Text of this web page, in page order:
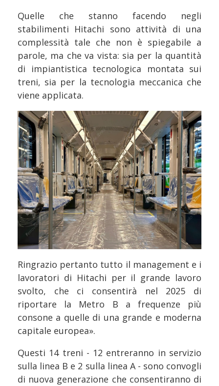
Quelle che stanno facendo negli
stabilimenti Hitachi sono attività di una
complessità tale che non è spiegabile a
parole, ma che va vista: sia per la quantità
di impiantistica tecnologica montata sui
treni, sia per la tecnologia meccanica che
viene applicata.
Ringrazio pertanto tutto il management e i
lavoratori di Hitachi per il grande lavoro
svolto, che ci consentirà nel 2025 di
riportare la Metro B a frequenze più
consone a quelle di una grande e moderna
capitale europea».
Questi 14 treni - 12 entreranno in servizio
sulla linea B e 2 sulla linea A - sono convogli
di nuova generazione che consentiranno di